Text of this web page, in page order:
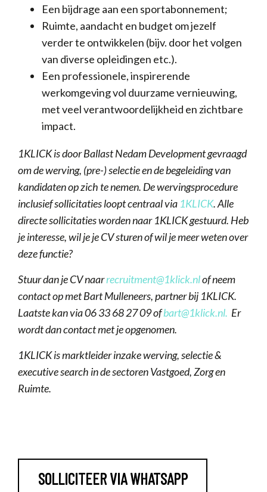
Een bijdrage aan een sportabonnement;
Ruimte, aandacht en budget om jezelf
verder te ontwikkelen (bijv. door het volgen
van diverse opleidingen etc.).
Een professionele, inspirerende
werkomgeving vol duurzame vernieuwing,
met veel verantwoordelijkheid en zichtbare
impact.
1KLICK is door Ballast Nedam Development gevraagd
om de werving, (pre-) selectie en de begeleiding van
kandidaten op zich te nemen. De wervingsprocedure
inclusief sollicitaties loopt centraal via 1KLICK. Alle
directe sollicitaties worden naar 1KLICK gestuurd. Heb
je interesse, wil je je CV sturen of wil je meer weten over
deze functie?
Stuur dan je CV naarrecruitment@1klick.nlof neem
contact op met Bart Mulleneers, partner bij 1KLICK.
Laatste kan via 06 33 68 27 09 ofbart@1klick.nl. Er
wordt dan contact met je opgenomen.
1KLICK is marktleider inzake werving, selectie &
executive search in de sectoren Vastgoed, Zorg en
Ruimte.
SOLLICITEER VIA WHATSAPP